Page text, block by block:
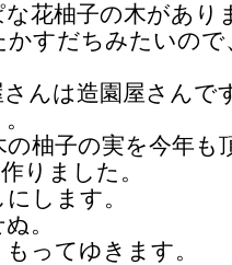
花柚子の木があり
すだちみたいので
んは造園屋さんで
柚子の実を今年も
りました。
します。
。
ってゆきます。